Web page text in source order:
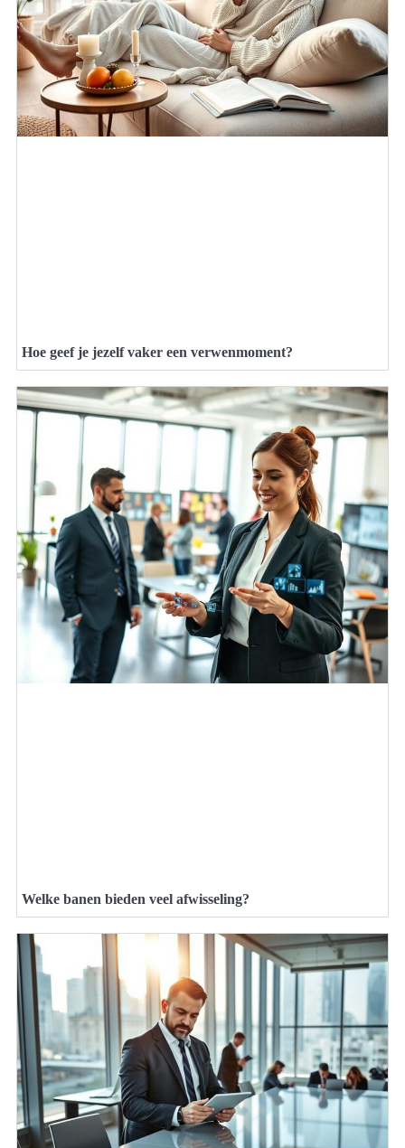
Hoe geef je jezelf vaker een verwenmoment?
Welke banen bieden veel afwisseling?